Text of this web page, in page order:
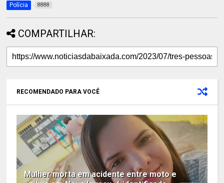
Polícia 8888
COMPARTILHAR:
RECOMENDADO PARA VOCÊ
Mulher morta em acidente entre moto e